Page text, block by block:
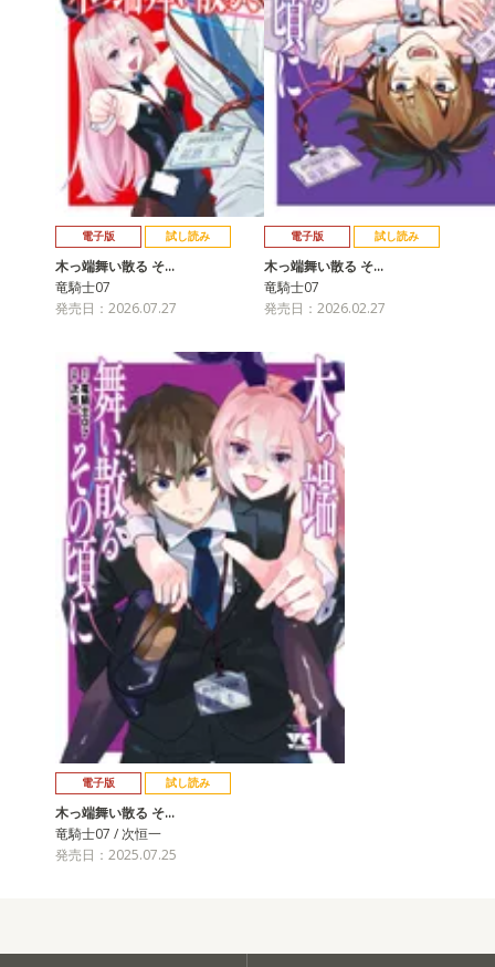
電子版 試し読み
木っ端舞い散る そ…
竜騎士07
発売日：2026.07.27
電子版 試し読み
木っ端舞い散る そ…
竜騎士07
発売日：2026.02.27
電子版 試し読み
木っ端舞い散る そ…
竜騎士07 / 次恒一
発売日：2025.07.25